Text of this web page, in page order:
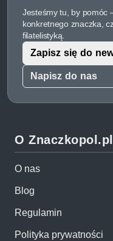
Jesteśmy tu, by pomóc
konkretnego znaczka,
filatelistyką.
Napisz do nas
Zapisz się do
O Znaczkopol.pl
O nas
Blog
Regulamin
Polityka prywatności